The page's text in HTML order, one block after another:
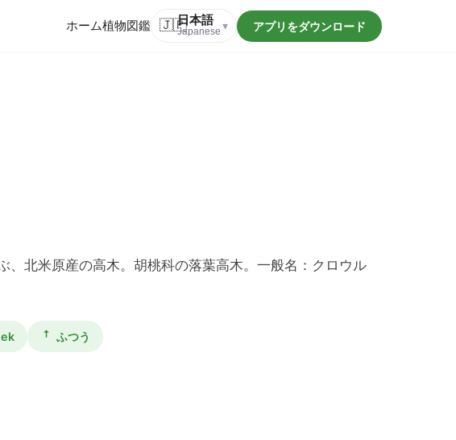
ホーム植物図鑑 🇯🇵日本語
Japanese ▾ アプリをダウンロード
、北米原産の高木。胡桃科の落葉高木。一般名：クロウル
ふつう